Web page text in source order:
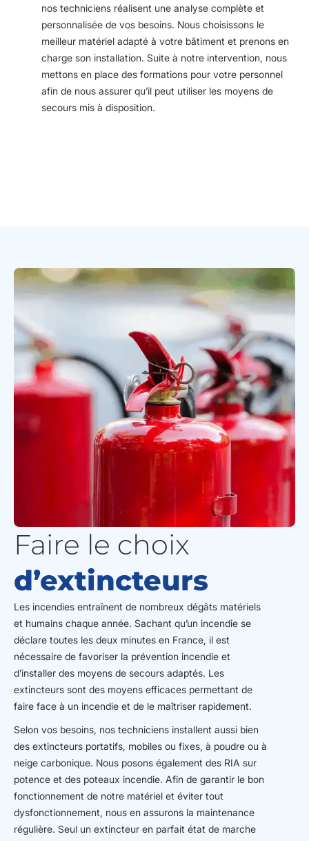
nos techniciens réalisent une analyse complète et
personnalisée de vos besoins. Nous choisissons le
meilleur matériel adapté à votre bâtiment et prenons en
charge son installation. Suite à notre intervention, nous
mettons en place des formations pour votre personnel
afin de nous assurer qu’il peut utiliser les moyens de
secours mis à disposition.
Faire le choix
d’extincteurs
Les incendies entraînent de nombreux dégâts matériels
et humains chaque année. Sachant qu’un incendie se
déclare toutes les deux minutes en France, il est
nécessaire de favoriser la prévention incendie et
d’installer des moyens de secours adaptés. Les
extincteurs sont des moyens efficaces permettant de
faire face à un incendie et de le maîtriser rapidement.
Selon vos besoins, nos techniciens installent aussi bien
des extincteurs portatifs, mobiles ou fixes, à poudre ou à
neige carbonique. Nous posons également des RIA sur
potence et des poteaux incendie. Afin de garantir le bon
fonctionnement de notre matériel et éviter tout
dysfonctionnement, nous en assurons la maintenance
régulière. Seul un extincteur en parfait état de marche